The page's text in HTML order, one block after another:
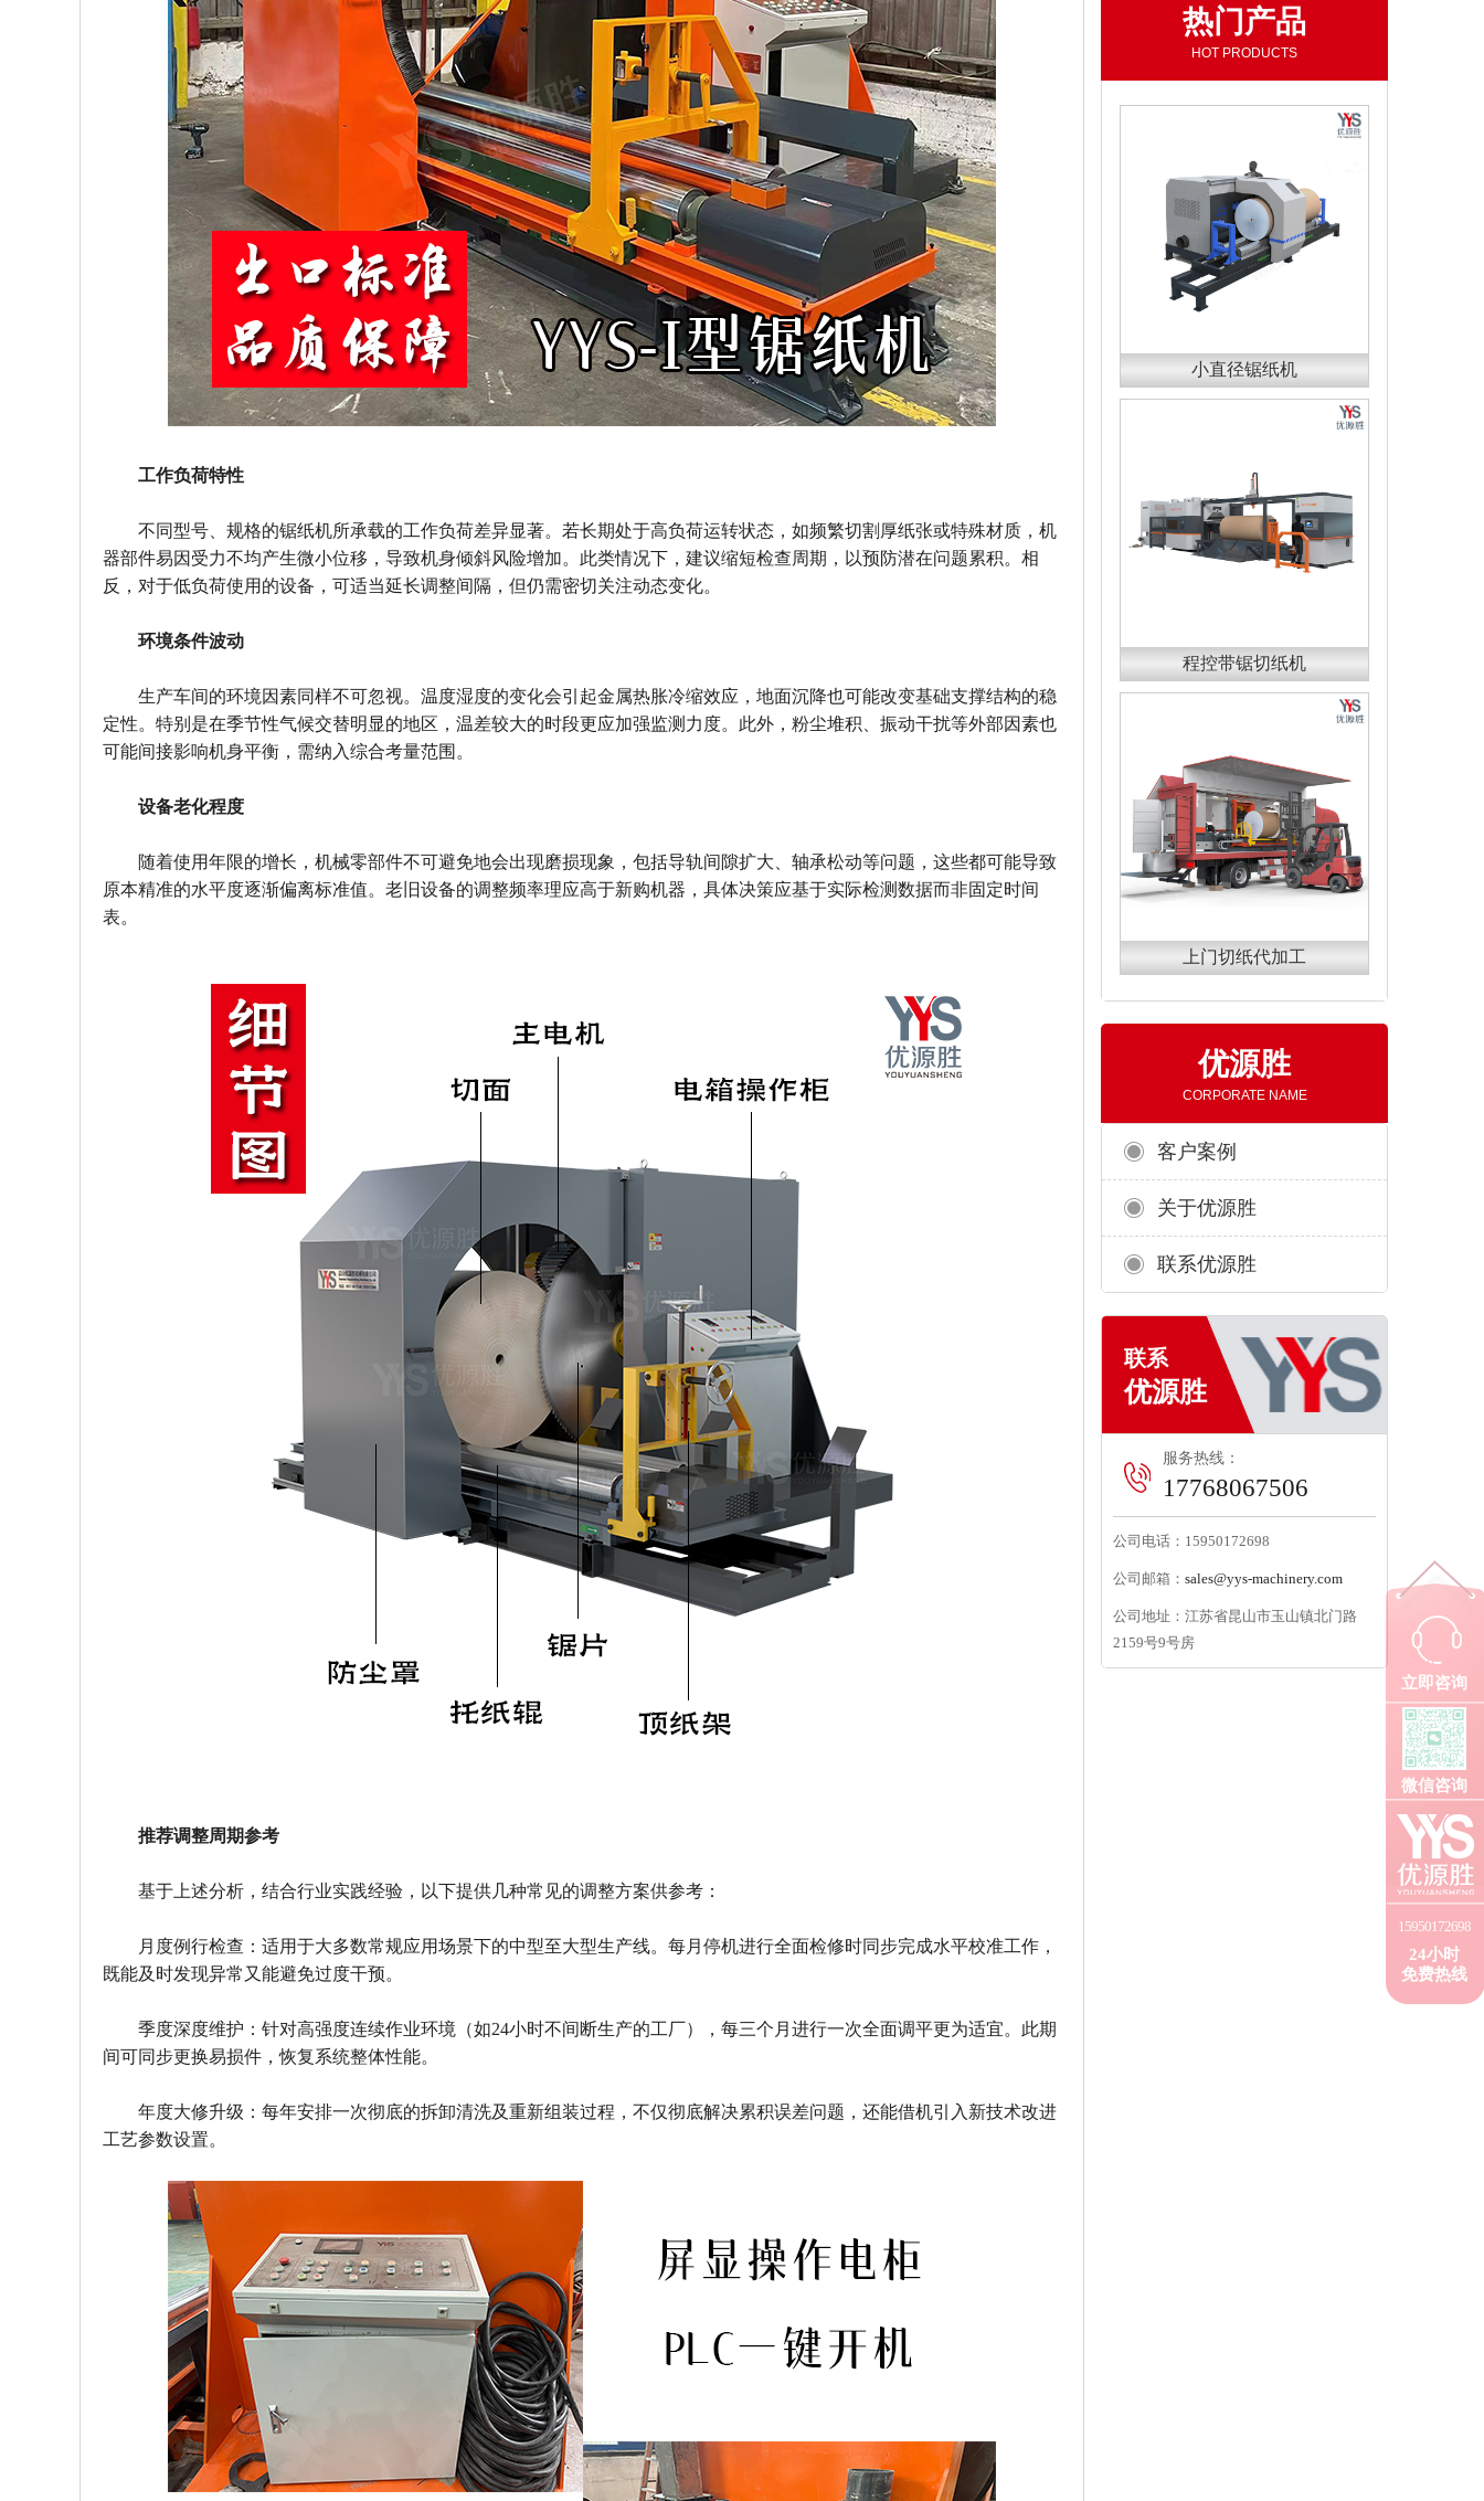
工作负荷特性
不同型号、规格的锯纸机所承载的工作负荷差异显著。若长期处于高负荷运转状态，如频繁切割厚纸张或特殊材质，机
器部件易因受力不均产生微小位移，导致机身倾斜风险增加。此类情况下，建议缩短检查周期，以预防潜在问题累积。相
反，对于低负荷使用的设备，可适当延长调整间隔，但仍需密切关注动态变化。
环境条件波动
生产车间的环境因素同样不可忽视。温度湿度的变化会引起金属热胀冷缩效应，地面沉降也可能改变基础支撑结构的稳
定性。特别是在季节性气候交替明显的地区，温差较大的时段更应加强监测力度。此外，粉尘堆积、振动干扰等外部因素也
可能间接影响机身平衡，需纳入综合考量范围。
设备老化程度
随着使用年限的增长，机械零部件不可避免地会出现磨损现象，包括导轨间隙扩大、轴承松动等问题，这些都可能导致
原本精准的水平度逐渐偏离标准值。老旧设备的调整频率理应高于新购机器，具体决策应基于实际检测数据而非固定时间
表。
推荐调整周期参考
基于上述分析，结合行业实践经验，以下提供几种常见的调整方案供参考：
月度例行检查：适用于大多数常规应用场景下的中型至大型生产线。每月停机进行全面检修时同步完成水平校准工作，
既能及时发现异常又能避免过度干预。
季度深度维护：针对高强度连续作业环境（如24小时不间断生产的工厂），每三个月进行一次全面调平更为适宜。此期
间可同步更换易损件，恢复系统整体性能。
年度大修升级：每年安排一次彻底的拆卸清洗及重新组装过程，不仅彻底解决累积误差问题，还能借机引入新技术改进
工艺参数设置。
热门产品
HOT PRODUCTS
小直径锯纸机
程控带锯切纸机
上门切纸代加工
优源胜
CORPORATE NAME
客户案例
关于优源胜
联系优源胜
服务热线：
17768067506
公司电话：15950172698
公司邮箱： sales@yys-machinery.com
公司地址：江苏省昆山市玉山镇北门路
2159号9号房
立即咨询
微信咨询
15950172698
24小时
免费热线